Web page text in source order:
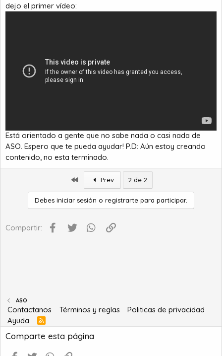
dejo el primer vídeo:
Está orientado a gente que no sabe nada o casi nada de
ASO. Espero que te pueda ayudar! P.D: Aún estoy creando
contenido, no esta terminado.
PrimeroPrev 2 de 2
Debes iniciar sesión o registrarte para participar.
Compartir: Facebook
Twitter WhatsApp
ASO
Contactanos Términos y reglas
Politicas de privacidad
Ayuda
R
S
S
Comparte esta página